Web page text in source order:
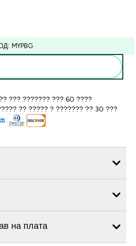
MYPBG
??? ??????? ??? 60 ????
?? ????? ? ??????? ?? 30 ???
на плата